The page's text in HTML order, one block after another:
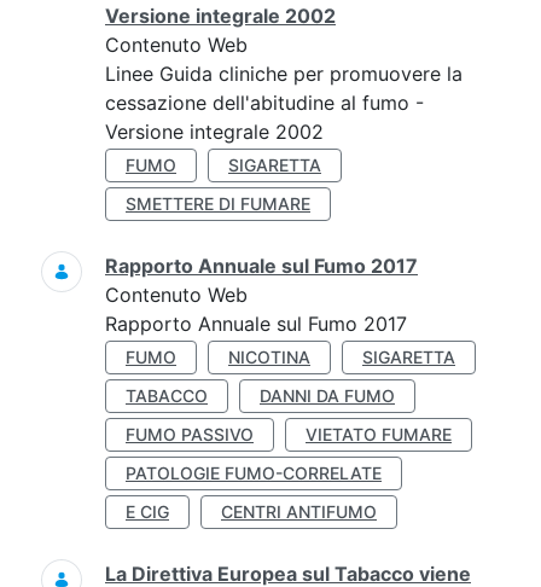
Versione integrale 2002
Contenuto Web
Linee Guida cliniche per promuovere la
cessazione dell'abitudine al fumo -
Versione integrale 2002
FUMO
SIGARETTA
SMETTERE DI FUMARE
Rapporto Annuale sul Fumo 2017
Contenuto Web
Rapporto Annuale sul Fumo 2017
FUMO NICOTINA
SIGARETTA
TABACCO
DANNI DA FUMO
FUMO PASSIVO
VIETATO FUMARE
PATOLOGIE FUMO-CORRELATE
E CIG
CENTRI ANTIFUMO
La Direttiva Europea sul Tabacco viene